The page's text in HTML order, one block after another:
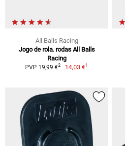
All Balls Racing
Jogo de rola. rodas All Balls
Racing
PVP 19,99 €2 14,03 €1